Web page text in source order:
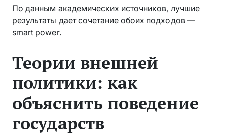
По данным академических источников, лучшие
результаты дает сочетание обоих подходов —
smart power.
Теории внешней
политики: как
объяснить поведение
государств